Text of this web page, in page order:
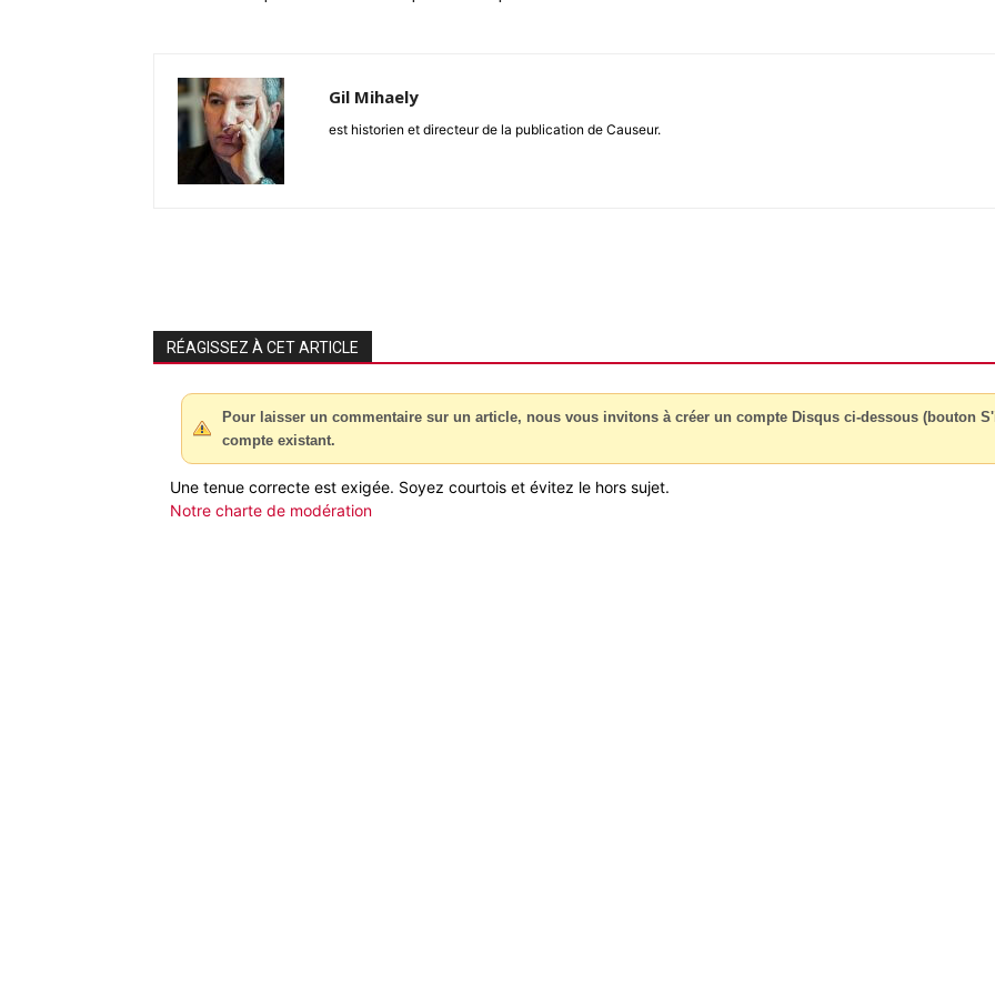
Gil Mihaely
est historien et directeur de la publication de Causeur.
RÉAGISSEZ À CET ARTICLE
Pour laisser un commentaire sur un article, nous vous invitons à créer un compte Disqus ci-dessous (bouton
compte existant.
Une tenue correcte est exigée. Soyez courtois et évitez le hors sujet.
Notre charte de modération